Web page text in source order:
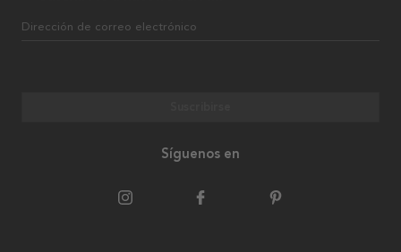
Dirección de correo electrónico
Síguenos en